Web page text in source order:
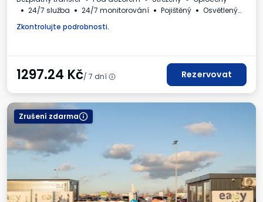
24/7 služba
24/7 monitorování Pojištěný
Osvětlený
Místa pro autobusy
Zkontrolujte podrobnosti.
1297.24 Kč/ 7 dní Rezervovat
Zrušení zdarma